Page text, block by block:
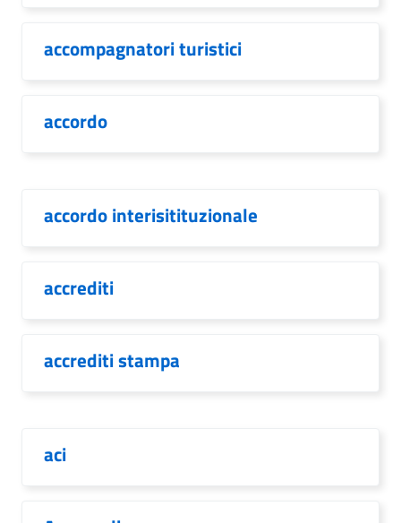
accompagnatori turistici
accordo
accordo interisitituzionale
accrediti
accrediti stampa
aci